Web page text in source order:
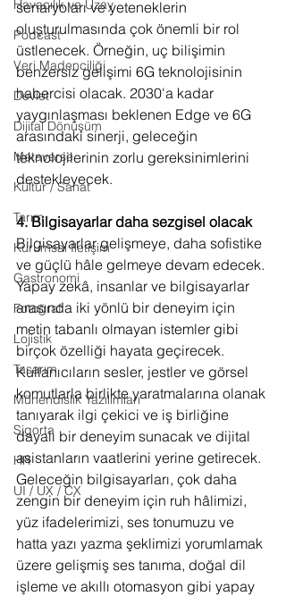
Havacılık ve Uzay
Podcast
Veri Madenciliği
Devlet
Dijital Dönüşüm
Metaverse
Kültür / Sanat
Tarım
Kurumsal İletişim
Gastronomi
Fotoğraf
Lojistik
Tasarım
Mühendislik Yazılımları
Sigorta
HR
UI / UX / CX
senaryoları ve yeteneklerin
oluşturulmasında çok önemli bir rol
üstlenecek. Örneğin, uç bilişimin
benzersiz gelişimi 6G teknolojisinin
habercisi olacak. 2030'a kadar
yaygınlaşması beklenen Edge ve 6G
arasındaki sinerji, geleceğin
teknolojilerinin zorlu gereksinimlerini
destekleyecek.
4. Bilgisayarlar daha sezgisel olacak
Bilgisayarlar gelişmeye, daha sofistike
ve güçlü hâle gelmeye devam edecek.
Yapay zekâ, insanlar ve bilgisayarlar
arasında iki yönlü bir deneyim için
metin tabanlı olmayan istemler gibi
birçok özelliği hayata geçirecek.
Kullanıcıların sesler, jestler ve görsel
komutlarla birlikte yaratmalarına olanak
tanıyarak ilgi çekici ve iş birliğine
dayalı bir deneyim sunacak ve dijital
asistanların vaatlerini yerine getirecek.
Geleceğin bilgisayarları, çok daha
zengin bir deneyim için ruh hâlimizi,
yüz ifadelerimizi, ses tonumuzu ve
hatta yazı yazma şeklimizi yorumlamak
üzere gelişmiş ses tanıma, doğal dil
işleme ve akıllı otomasyon gibi yapay